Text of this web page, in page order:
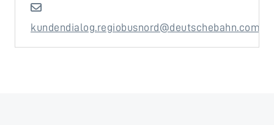
kundendialog.regiobusnord@deutschebahn.com